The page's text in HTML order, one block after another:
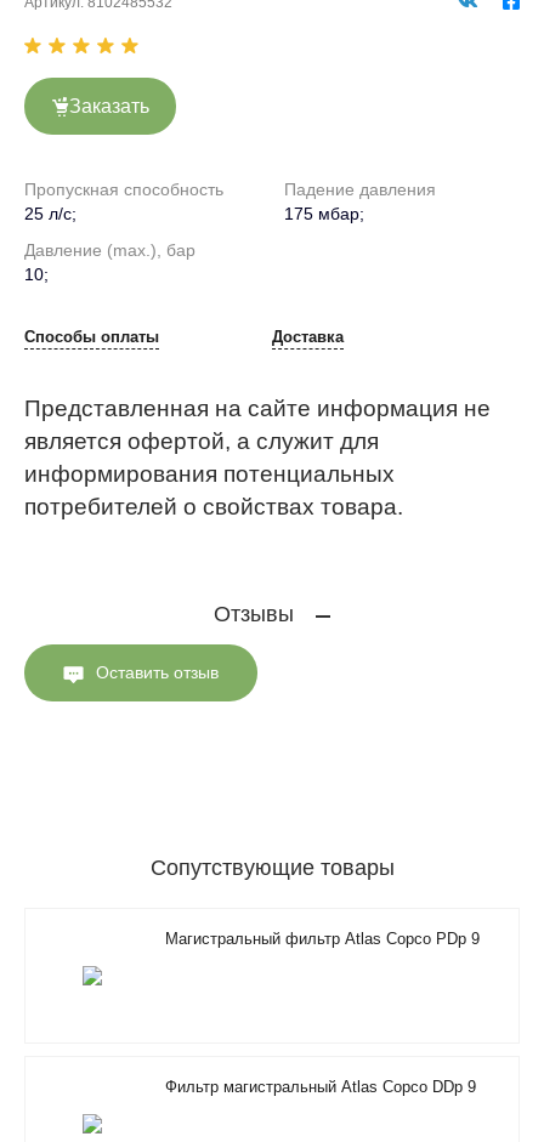
Заказать
Пропускная способность
25 л/с;
Падение давления
175 мбар;
Давление (max.), бар
10;
Способы оплаты Доставка
Представленная на сайте информация не
является офертой, а служит для
информирования потенциальных
потребителей о свойствах товара.
Отзывы
Оставить отзыв
Сопутствующие товары
Магистральный фильтр Atlas Copco PDp 9
Фильтр магистральный Atlas Copco DDp 9